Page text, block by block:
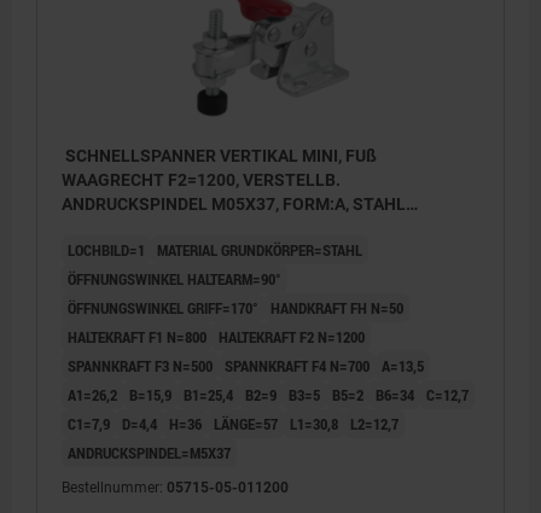
SCHNELLSPANNER VERTIKAL MINI, FUß
WAAGRECHT F2=1200, VERSTELLB.
ANDRUCKSPINDEL M05X37, FORM:A, STAHL
LOCHBILD=1
MATERIAL GRUNDKÖRPER=STAHL
ÖFFNUNGSWINKEL HALTEARM=90°
ÖFFNUNGSWINKEL GRIFF=170°
HANDKRAFT FH N=50
HALTEKRAFT F1 N=800
HALTEKRAFT F2 N=1200
SPANNKRAFT F3 N=500
SPANNKRAFT F4 N=700 A=13,5
A1=26,2
B=15,9 B1=25,4 B2=9 B3=5 B5=2 B6=34
C=12,7
C1=7,9
D=4,4 H=36 LÄNGE=57 L1=30,8
L2=12,7
ANDRUCKSPINDEL=M5X37
Bestellnummer: 05715-05-011200